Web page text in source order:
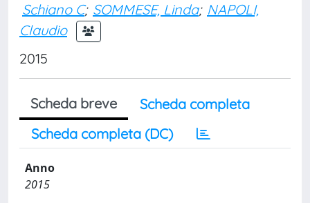
Schiano C; SOMMESE, Linda; NAPOLI,
Claudio
2015
Scheda breve
Scheda completa
Scheda completa (DC)
Anno
2015